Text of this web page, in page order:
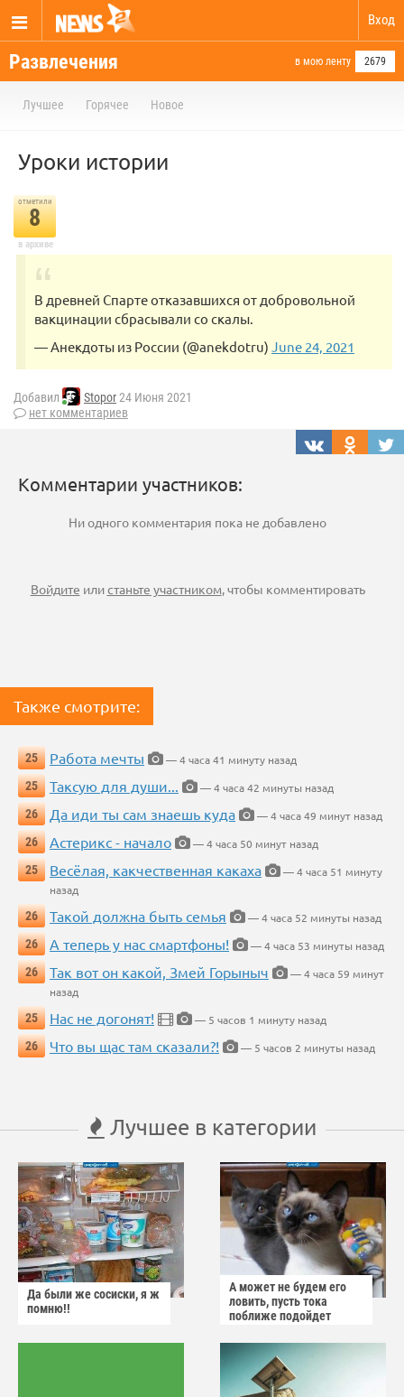
Вход
Развлечения в мою ленту 2679
Лучшее Горячее Новое
Уроки истории
отметили
8
в архиве
В древней Спарте отказавшихся от добровольной
вакцинации сбрасывали со скалы.
— Анекдоты из России (@anekdotru) June 24, 2021
Добавил Stopor24 Июня 2021
нет комментариев
Комментарии участников:
Ни одного комментария пока не добавлено
Войдите илистаньте участником, чтобы комментировать
Также смотрите:
25 Работа мечты
— 4 часа 41 минуту назад
25
Таксую для души...
— 4 часа 42 минуты назад
26
Да иди ты сам знаешь куда
— 4 часа 49 минут назад
26
Астерикс - начало
— 4 часа 50 минут назад
25
Весёлая, какчественная какаха
— 4 часа 51 минуту
назад
26
Такой должна быть семья
— 4 часа 52 минуты назад
26
А теперь у нас смартфоны!
— 4 часа 53 минуты назад
26
Так вот он какой, Змей Горыныч
— 4 часа 59 минут
назад
25
Нас не догонят!
— 5 часов 1 минуту назад
26
Что вы щас там сказали?! — 5 часов 2 минуты назад
Лучшее в категории
Да были же сосиски, я ж
помню!!
А может не будем его
ловить, пусть тока
поближе подойдет